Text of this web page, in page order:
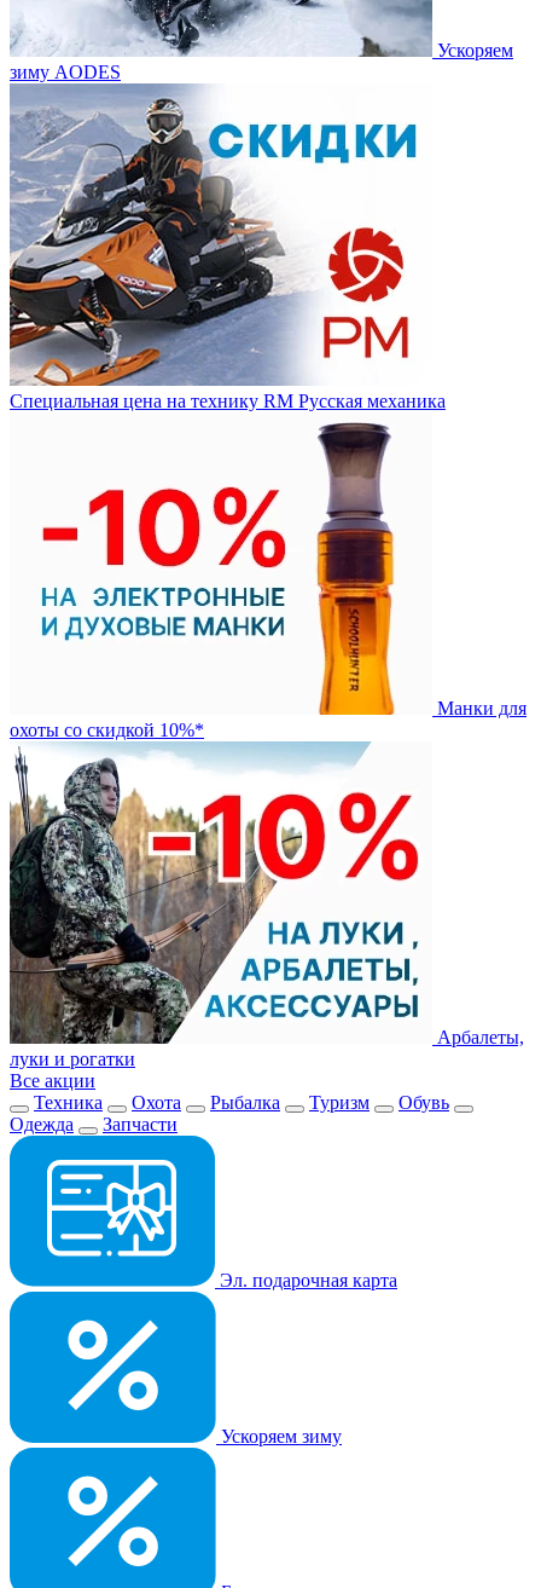
Ускоряем
зиму AODES
Специальная цена на технику RM Русская механика
Манки для
охоты со скидкой 10%*
Арбалеты,
луки и рогатки
Все акции
Техника
Охота Рыбалка Туризм
Обувь
Одежда
Запчасти
Эл. подарочная карта
Ускоряем зиму